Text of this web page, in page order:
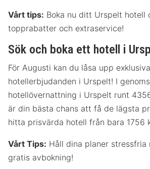
Vårt tips: Boka nu ditt Urspelt hotell
topprabatter och extraservice!
Sök och boka ett hotell i
För Augusti kan du låsa upp exklusiva
hotellerbjudanden i Urspelt! I
hotellövernattning i Urspelt runt
är din bästa chans att få de lägsta
hitta prisvärda hotell från bara 1756
Vårt Tips: Håll dina planer stressfria
gratis avbokning!